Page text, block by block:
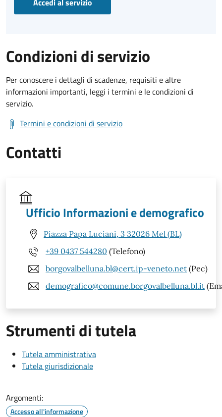
Condizioni di servizio
Per conoscere i dettagli di scadenze, requisiti e altre
informazioni importanti, leggi i termini e le condizioni di
servizio.
Termini e condizioni di servizio
Contatti
Ufficio Informazioni e demografico
Piazza Papa Luciani, 3 32026 Mel (BL)
+39 0437 544280 (Telefono)
borgovalbelluna.bl@cert.ip-veneto.net (Pec)
demografico@comune.borgovalbelluna.bl.it
Strumenti di tutela
Tutela amministrativa
Tutela giurisdizionale
Argomenti:
Accesso all'informazione